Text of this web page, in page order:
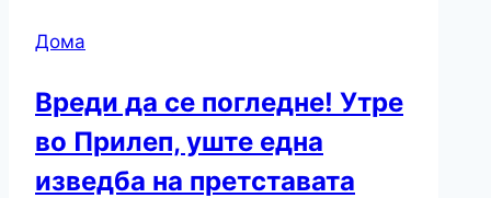
Дома
Вреди да се погледне! Утре
во Прилеп, уште една
изведба на претставата